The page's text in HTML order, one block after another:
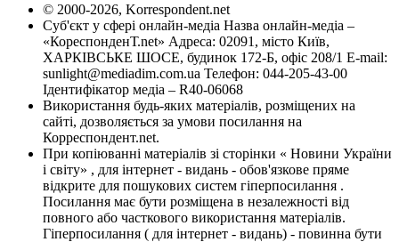
© 2000-2026, Korrespondent.net
Суб'єкт у сфері онлайн-медіа Назва онлайн-медіа –
«КореспонденТ.net» Адреса: 02091, місто Київ,
ХАРКІВСЬКЕ ШОСЕ, будинок 172-Б, офіс 208/1 E-mail:
sunlight@mediadim.com.ua Телефон: 044-205-43-00
Ідентифікатор медіа – R40-06068
Використання будь-яких матеріалів, розміщених на
сайті, дозволяється за умови посилання на
Корреспондент.net.
При копіюванні матеріалів зі сторінки « Новини України
і світу» , для інтернет - видань - обов'язкове пряме
відкрите для пошукових систем гіперпосилання .
Посилання має бути розміщена в незалежності від
повного або часткового використання матеріалів.
Гіперпосилання ( для інтернет - видань) - повинна бути